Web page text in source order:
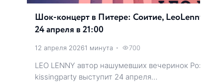
Шок-концерт в Питере: Соитие, LeoLenny и
24 апреля в 21:00
12 апреля 20261 минута • 700
LEO LENNY автор нашумевших вечеринок
kissingparty выступит 24 апреля…